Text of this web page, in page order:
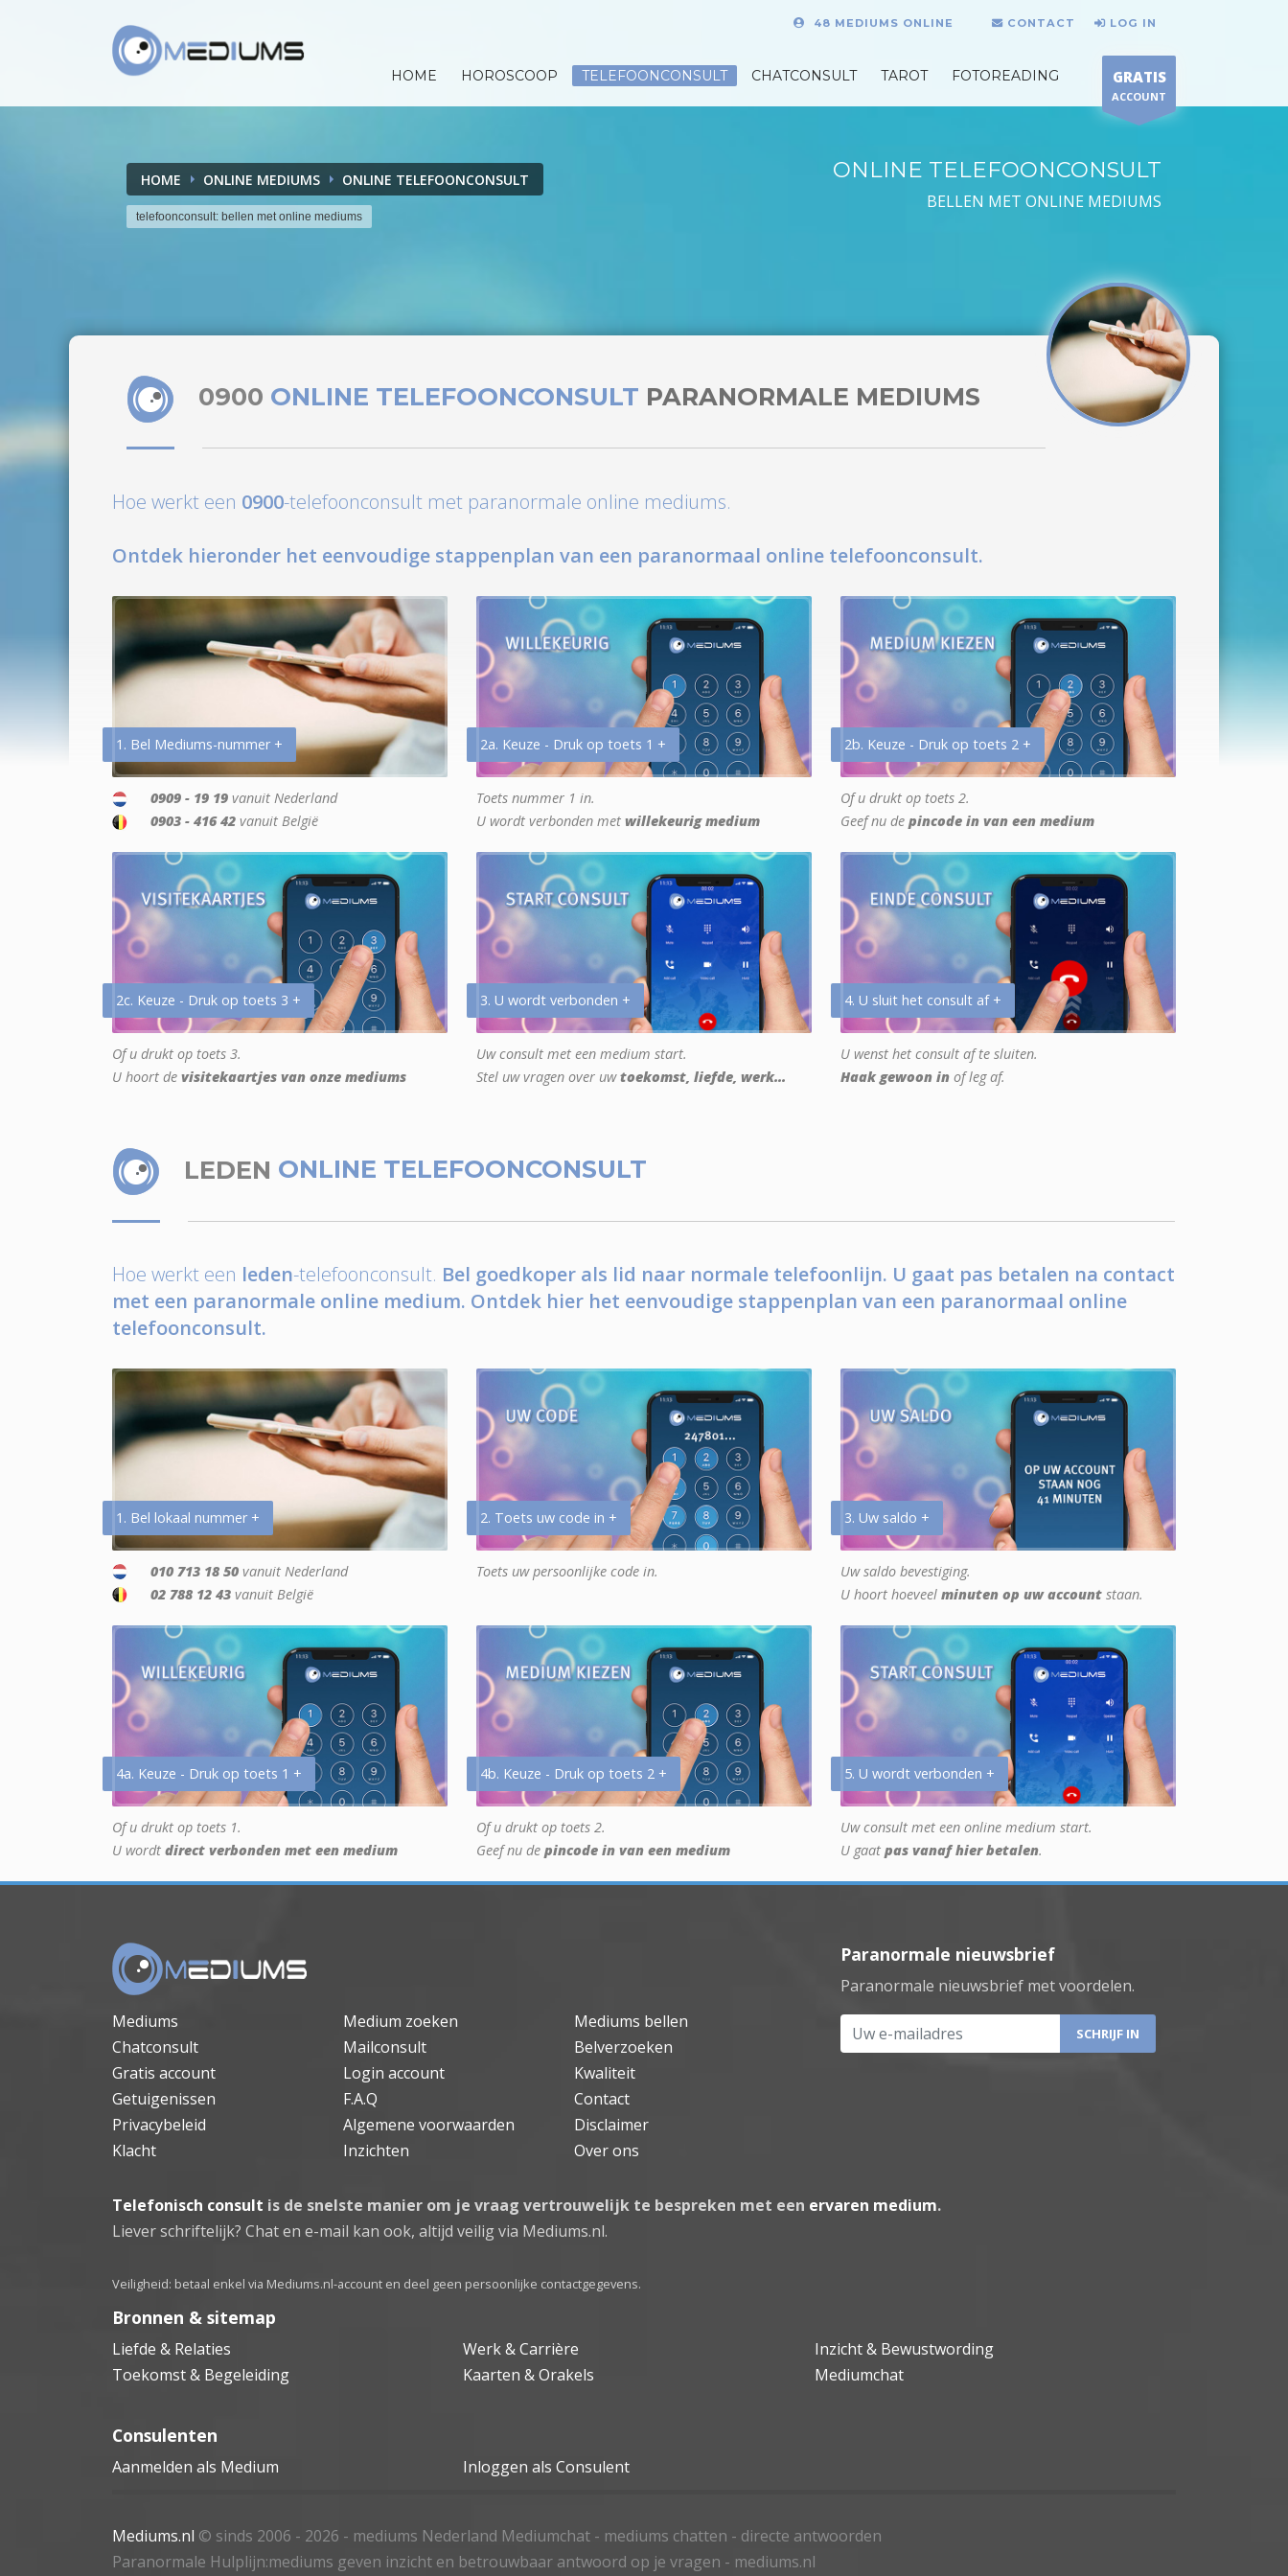
48 MEDIUMS ONLINE CONTACT LOG IN
HOME HOROSCOOP TELEFOONCONSULT CHATCONSULT TAROT FOTOREADING GRATIS
ACCOUNT
HOME ONLINE MEDIUMS ONLINE TELEFOONCONSULT
telefoonconsult: bellen met online mediums
ONLINE TELEFOONCONSULT
BELLEN MET ONLINE MEDIUMS
0900 ONLINE TELEFOONCONSULT PARANORMALE MEDIUMS
Hoe werkt een 0900-telefoonconsult met paranormale online mediums.
Ontdek hieronder het eenvoudige stappenplan van een paranormaal online telefoonconsult.
1. Bel Mediums-nummer +
0909 - 19 19 vanuit Nederland
0903 - 416 42 vanuit België
2a. Keuze - Druk op toets 1 +
Toets nummer 1 in.
U wordt verbonden met willekeurig medium
2b. Keuze - Druk op toets 2 +
Of u drukt op toets 2.
Geef nu de pincode in van een medium
2c. Keuze - Druk op toets 3 +
Of u drukt op toets 3.
U hoort de visitekaartjes van onze mediums
3. U wordt verbonden +
Uw consult met een medium start.
Stel uw vragen over uwtoekomst, liefde, werk...
4. U sluit het consult af +
U wenst het consult af te sluiten.
Haak gewoon in of leg af.
LEDEN ONLINE TELEFOONCONSULT
Hoe werkt een leden-telefoonconsult. Bel goedkoper als lid naar normale telefoonlijn. U gaat pas betalen na contact
met een paranormale online medium. Ontdek hier het eenvoudige stappenplan van een paranormaal online
telefoonconsult.
1. Bel lokaal nummer +
010 713 18 50 vanuit Nederland
02 788 12 43 vanuit België
2. Toets uw code in +
Toets uw persoonlijke code in.
3. Uw saldo +
Uw saldo bevestiging.
U hoort hoeveel minuten op uw account staan.
4a. Keuze - Druk op toets 1 +
Of u drukt op toets 1.
U wordt direct verbonden met een medium
4b. Keuze - Druk op toets 2 +
Of u drukt op toets 2.
Geef nu de pincode in van een medium
5. U wordt verbonden +
Uw consult met een online medium start.
U gaat pas vanaf hier betalen.
Mediums Medium zoeken
Mediums bellen
Chatconsult
Mailconsult
Belverzoeken
Gratis account
Login account
Kwaliteit
Getuigenissen
F.A.Q
Contact
Privacybeleid
Algemene voorwaarden
Disclaimer
Klacht
Inzichten Over ons
Paranormale nieuwsbrief
Paranormale nieuwsbrief met voordelen.
Uw e-mailadres
Telefonisch consult is de snelste manier om je vraag vertrouwelijk te bespreken met een ervaren medium.
Liever schriftelijk? Chat en e-mail kan ook, altijd veilig via Mediums.nl.
Veiligheid: betaal enkel via Mediums.nl-account en deel geen persoonlijke contactgegevens.
Bronnen & sitemap
Liefde & Relaties Werk & Carrière
Inzicht & Bewustwording
Toekomst & Begeleiding
Kaarten & Orakels Mediumchat
Consulenten
Aanmelden als Medium Inloggen als Consulent
Mediums.nl © sinds 2006 - 2026 - mediums Nederland Mediumchat - mediums chatten - directe antwoorden
Paranormale Hulplijn:mediums geven inzicht en betrouwbaar antwoord op je vragen - mediums.nl